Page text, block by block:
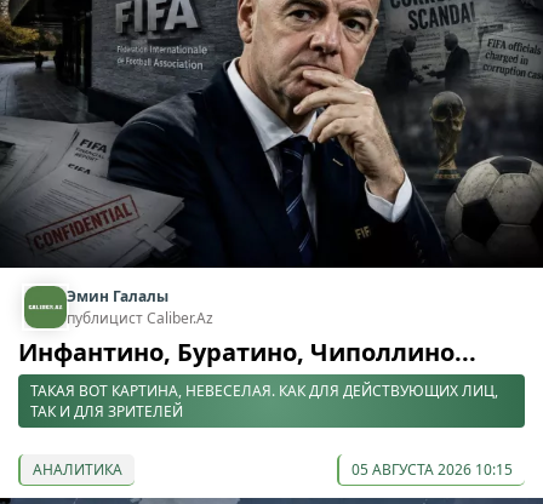
Эмин Галалы
публицист Caliber.Az
Инфантино, Буратино, Чиполлино...
ТАКАЯ ВОТ КАРТИНА, НЕВЕСЕЛАЯ. КАК ДЛЯ ДЕЙСТВУЮЩИХ ЛИЦ,
ТАК И ДЛЯ ЗРИТЕЛЕЙ
АНАЛИТИКА 05 АВГУСТА 2026 10:15